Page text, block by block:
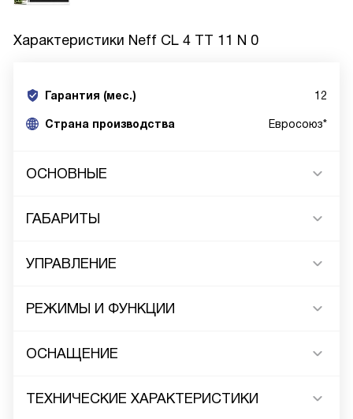
Характеристики Neff CL 4 TT 11 N 0
Гарантия (мес.) 12
Страна производства Евросоюз*
ОСНОВНЫЕ
ГАБАРИТЫ
УПРАВЛЕНИЕ
РЕЖИМЫ И ФУНКЦИИ
ОСНАЩЕНИЕ
ТЕХНИЧЕСКИЕ ХАРАКТЕРИСТИКИ